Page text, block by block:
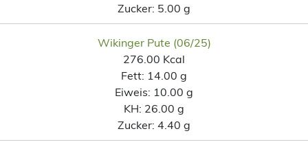
Zucker: 5.00 g
Wikinger Pute (06/25)
276.00 Kcal
Fett: 14.00 g
Eiweis: 10.00 g
KH: 26.00 g
Zucker: 4.40 g